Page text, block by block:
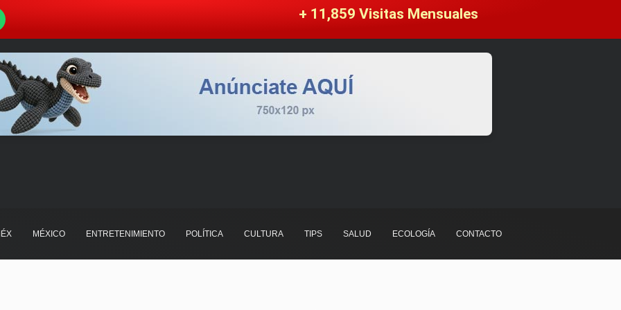
+ 11,859 Visitas Mensuales
MÉXICO ENTRETENIMIENTO POLÍTICA CULTURA TIPS SALUD ECOLOGÍA CONTACTO